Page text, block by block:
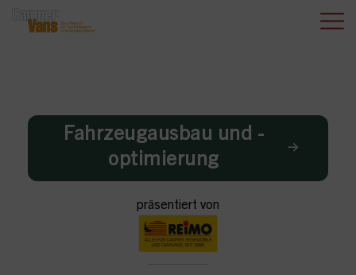
Fahrzeugausbau und -
optimierung
präsentiert von